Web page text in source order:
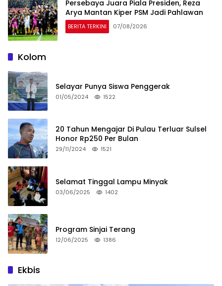
Persebaya Juara Piala Presiden, Reza
Arya Mantan Kiper PSM Jadi Pahlawan
BERITA TERKINI 07/08/2026
Kolom
Selayar Punya Siswa Penggerak
01/05/2024 1522
20 Tahun Mengajar Di Pulau Terluar Sulsel
Honor Rp250 Per Bulan
29/11/2024 1521
Selamat Tinggal Lampu Minyak
03/06/2025 1402
Program Sinjai Terang
12/06/2025 1386
Ekbis